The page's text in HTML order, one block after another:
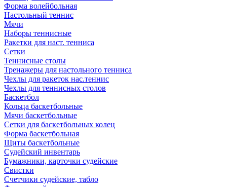
Форма волейбольная
Настольный теннис
Мячи
Наборы теннисные
Ракетки для наст. тенниса
Сетки
Теннисные столы
Тренажеры для настольного тенниса
Чехлы для ракеток нас.теннис
Чехлы для теннисных столов
Баскетбол
Кольца баскетбольные
Мячи баскетбольные
Сетки для баскетбольных колец
Форма баскетбольная
Щиты баскетбольные
Судейский инвентарь
Бумажники, карточки судейские
Свистки
Счетчики судейские, табло